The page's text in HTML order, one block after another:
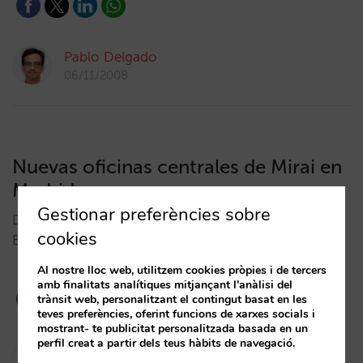
Pablo Delgado
06/11/2008
Nuevas oficinas centrales de Mirai en
Madrid
Disculpa, però aquesta entrada està disponible a
Espanyol Europeu.…
César López
Gestionar preferències sobre
cookies
Al nostre lloc web, utilitzem cookies pròpies i de tercers
amb finalitats analítiques mitjançant l'anàlisi del
trànsit web, personalitzant el contingut basat en les
teves preferències, oferint funcions de xarxes socials i
mostrant- te publicitat personalitzada basada en un
perfil creat a partir dels teus hàbits de navegació.